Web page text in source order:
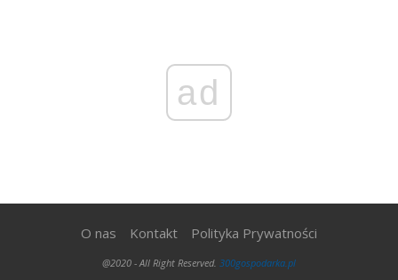
ad
O nas Kontakt Polityka Prywatności
@2020 - All Right Reserved. 300gospodarka.pl